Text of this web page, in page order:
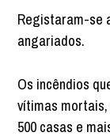
Registaram-se
angariados.
Os incêndios
vítimas
500 casas e